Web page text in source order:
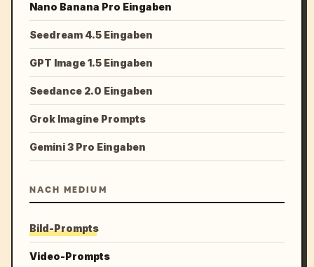
Nano Banana Pro Eingaben
Seedream 4.5 Eingaben
GPT Image 1.5 Eingaben
Seedance 2.0 Eingaben
Grok Imagine Prompts
Gemini 3 Pro Eingaben
NACH MEDIUM
Bild-Prompts
Video-Prompts